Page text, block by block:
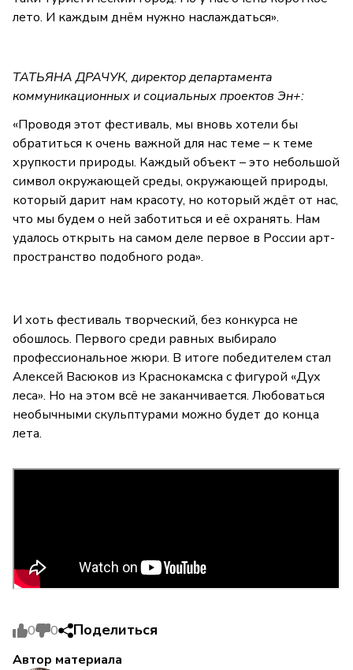
лето. И каждым днём нужно наслаждаться».
ТАТЬЯНА ДРАЧУК, директор департамента
коммуникационных и социальных проектов Эн+:
«Проводя этот фестиваль, мы вновь хотели бы
обратиться к очень важной для нас теме – к теме
хрупкости природы. Каждый объект – это небольшой
символ окружающей среды, окружающей природы,
который дарит нам красоту, но который ждёт от нас,
что мы будем о ней заботиться и её охранять. Нам
удалось открыть на самом деле первое в России арт-
пространство подобного рода».
И хоть фестиваль творческий, без конкурса не
обошлось. Первого среди равных выбирало
профессиональное жюри. В итоге победителем стал
Алексей Васюков из Краснокамска с фигурой «Дух
леса». Но на этом всё не заканчивается. Любоваться
необычными скульптурами можно будет до конца
лета.
0 0 Поделиться
Автор материала